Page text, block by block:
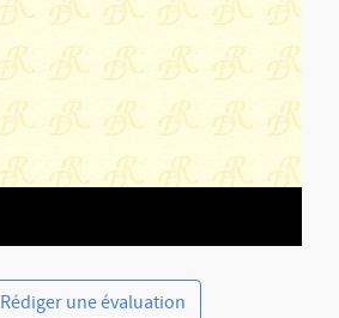
Rédiger une évaluation